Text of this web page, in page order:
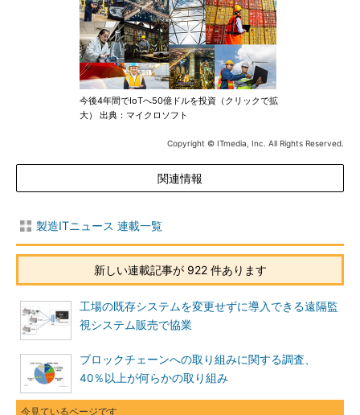
今後4年間でIoTへ50億ドルを投資（クリックで拡
大） 出典：マイクロソフト
Copyright © ITmedia, Inc. All Rights Reserved.
関連情報
製造ITニュース 連載一覧
新しい連載記事が 922 件あります
工場の既存システムを変更せずに導入できる遠隔監
視システム販売で協業
ブロックチェーンへの取り組みに関する調査、
40％以上が何らかの取り組み